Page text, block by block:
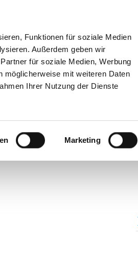
Funktionen für soziale Medien
Außerdem geben wir
für soziale Medien, Werbung
möglicherweise mit weiteren Daten
Ihrer Nutzung der Dienste
Marketing